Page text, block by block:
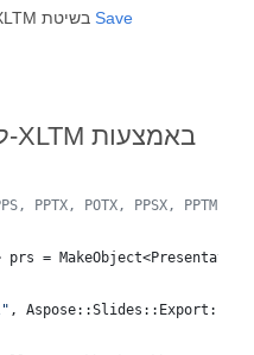
Save
PPTX, POTX, PPSX, PPTM,
prs =
" ,